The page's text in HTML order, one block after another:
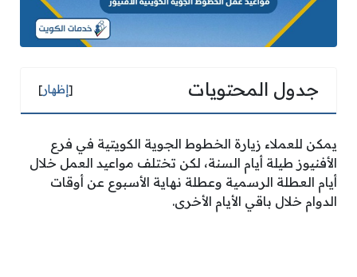
جدول المحتويات [إظهار]
يمكن للعملاء زيارة الخطوط الجوية الكويتية في فرع
الأفنيوز طيلة أيام السنة، لكن تختلف مواعيد العمل خلال
أيام العطلة الرسمية وعطلة نهاية الأسبوع عن أوقات
الدوام خلال باقي الأيام الأخرى.